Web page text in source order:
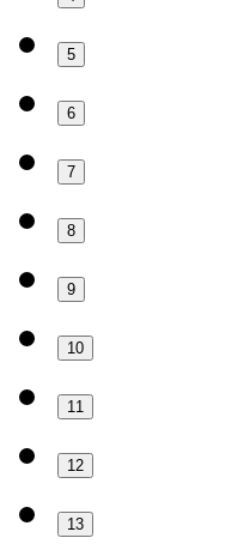
5
6
7
8
9
10
11
12
13